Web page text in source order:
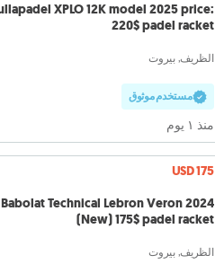
XPLO 12K model 2025 price:
220$ padel racket
الظريف, بيروت
مستخدم موثوق
منذ ١ يوم
USD 175
Babolat Technical Lebron Veron 2024
(New) 175$ padel racket
الظريف, بيروت